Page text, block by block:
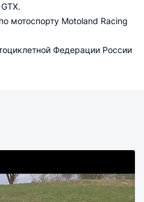
мотоспорту Motoland Racing
Федерации России